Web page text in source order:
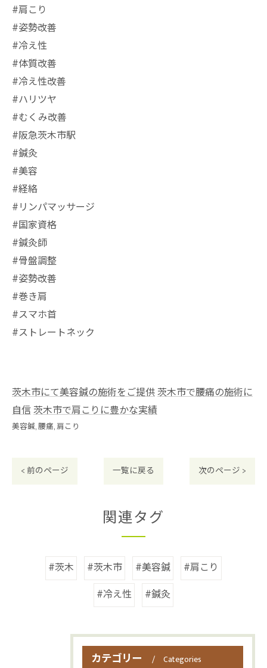
#肩こり
#姿勢改善
#冷え性
#体質改善
#冷え性改善
#ハリツヤ
#むくみ改善
#阪急茨木市駅
⁡#鍼灸
#美容
#経絡
#リンパマッサージ
#国家資格
#鍼灸師
#骨盤調整
#姿勢改善
#巻き肩
#スマホ首
#ストレートネック
茨木市にて美容鍼の施術をご提供茨木市で腰痛の施術に
自信茨木市で肩こりに豊かな実績
美容鍼 腰痛 肩こり
< 前のページ 一覧に戻る 次のページ >
関連タグ
#茨木 #茨木市 #美容鍼
#肩こり
#冷え性
#鍼灸
カテゴリー Categories